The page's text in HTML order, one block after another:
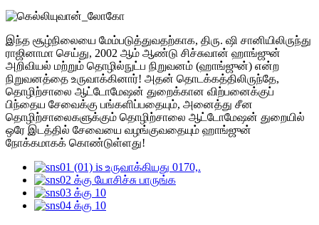
இந்த சூழ்நிலையை மேம்படுத்துவதற்காக, திரு. ஷி சானியிலிருந்து
ராஜினாமா செய்து, 2002 ஆம் ஆண்டு சிச்சுவான் ஹாங்ஜுன்
அறிவியல் மற்றும் தொழில்நுட்ப நிறுவனம் (ஹாங்ஜுன்) என்ற
நிறுவனத்தை உருவாக்கினார்! அதன் தொடக்கத்திலிருந்தே,
தொழிற்சாலை ஆட்டோமேஷன் துறைக்கான விற்பனைக்குப்
பிந்தைய சேவைக்கு பங்களிப்பதையும், அனைத்து சீன
தொழிற்சாலைகளுக்கும் தொழிற்சாலை ஆட்டோமேஷன் துறையில்
ஒரே இடத்தில் சேவையை வழங்குவதையும் ஹாங்ஜுன்
நோக்கமாகக் கொண்டுள்ளது!